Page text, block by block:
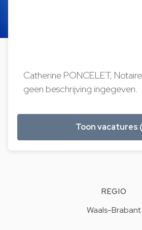
Catherine PONCELET,
geen beschrijving ingegeven.
Toon vacatures
REGIO
Waals-Brabant